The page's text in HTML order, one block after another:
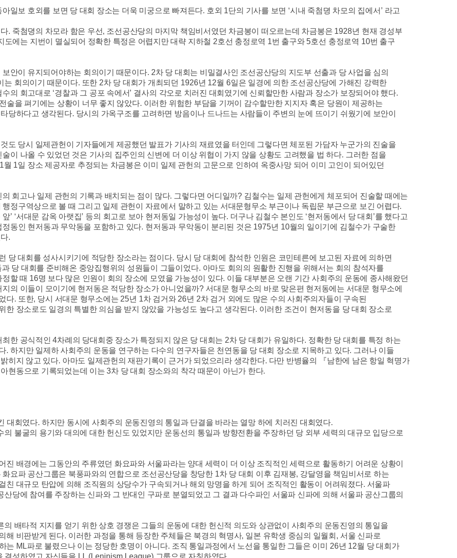
아일보 호외를 보면 당 대회 장소는 더욱 미궁으로 빠져든다. 호외 1단의 기사를 보면 ‘시내 죽첨뎡 차모의 집에서 ’ 라고
. 죽첨뎡의 차모라 함은 우선, 조선공산당의 마지막 책임비서였던 차금봉이 떠오르는데 차금봉은 1928년 현재 경성부
도에는 지번이 멸실되어 정확한 특정은 어렵지만 대략 지하철 2호선 충정로역 1번 출구와 5호선 충정로역 10번 출구
안이 유지되어야하는 회의이기 때문이다. 2차 당 대회는 비밀결사인 조선공산당의 지도부 선출과 당 사업을 심의
는 회의이기 때문이다. 또한 2차 당 대회가 개최되던 1926년 12월 6일은 일경에 의한 조선공산당에 가해진 강력한
수의 회고대로 ‘경찰과 그 공포 속에서’ 결사의 각오로 치러진 대회였기에 신뢰할만한 사람과 장소가 보장되어야 했다.
술을 펴기에는 상황이 너무 좋지 않았다. 이러한 위험한 부담을 기꺼이 감수할만한 지지자 혹은 당원이 제공하는
당하다고 생각된다. 당시의 가옥구조를 고려하면 방음이나 드나드는 사람들이 주변의 눈에 뜨이기 쉬웠기에 보안이
도 당시 일제관헌이 기자들에게 제공했던 발표가 기사의 재료였을 터인데 그렇다면 체포된 가담자 누군가의 진술을
술이 나올 수 있었던 것은 기사의 집주인의 신변에 더 이상 위협이 가지 않을 상황도 고려했을 법 하다. 그러한 점을
월 1일 장소 제공자로 추정되는 차금봉은 이미 일제 관헌의 고문으로 인하여 옥중사망 되어 이미 고인이 되어있던
회고나 일제 관헌의 기록과 배치되는 점이 많다. 그렇다면 어디일까? 김철수는 일제 관헌에게 체포되어 진술할 때에는
정구역상으로 볼 때 그리고 일제 관헌이 자료에서 말하고 있는 서대문형무소 부근이나 독립문 부근으로 보긴 어렵다.
앞’ ‘서대문 감옥 아랫집’ 등의 회고로 보아 현저동일 가능성이 높다. 더구나 김철수 본인도 ‘현저동에서 당 대회 ’를 했다고
동인 현저동과 무악동을 포함하고 있다. 현저동과 무악동이 분리된 것은 1975년 10월의 일이기에 김철수가 구술한
.
당 대회를 성사시키기에 적당한 장소라는 점이다. 당시 당 대회에 참석한 인원은 코민테른에 보고된 자료에 의하면
당 대회를 준비해온 중앙집행위의 성원들이 그들이었다. 아마도 회의의 원활한 진행을 위해서는 회의 참석자를
할 때 16명 보다 많은 인원이 회의 장소에 모였을 가능성이 있다. 이들 대부분은 오랜 기간 사회주의 운동에 종사해왔던
지의 이들이 모이기에 현저동은 적당한 장소가 아니었을까? 서대문 형무소의 바로 맞은편 현저동에는 서대문 형무소에
다. 또한, 당시 서대문 형무소에는 25년 1차 검거와 26년 2차 검거 외에도 많은 수의 사회주의자들이 구속된
한 장소로도 일경의 특별한 의심을 받지 않았을 가능성도 높다고 생각된다. 이러한 조건이 현저동을 당 대회 장소로
최한 공식적인4차례의 당대회중 장소가 특정되지 않은 당 대회는 2차 당 대회가 유일하다. 정확한 당 대회를 특정 하는
.하지만 일제하 사회주의 운동을 연구하는 다수의 연구자들은 천연동을 당 대회 장소로 지목하고 있다. 그러나 이들
히지 않고 있다. 아마도 일제관헌의 재판기록이 근거가 되었으리라 생각한다. 다만 반병율의 『남한에 남은 항일 혁명가
현동으로 기록되었는데 이는3차 당 대회 장소와의 착각 때문이 아닌가 한다.
대회였다. 하지만 동시에 사회주의 운동진영의 통일과 단결을 바라는 열망 하에 치러진 대회였다.
불굴의 용기와 대의에 대한 헌신도 있었지만 운동선의 통일과 방향전환을 주장하던 당 외부 세력의 대규모 입당으로
진 배경에는 그동안의 주류였던 화요파와 서울파라는 양대 세력이 더 이상 조직적인 세력으로 활동하기 어려운 상황이
요파 공산그룹은 북풍파와의 연합으로 조선공산당을 창당한 1차 당 대회 이후 김재봉, 강달영을 책임비서로 하는
친 대규모 탄압에 의해 조직원의 상당수가 구속되거나 해외 망명을 하게 되어 조직적인 활동이 어려워졌다. 서울파
당에 참여를 주장하는 신파와 그 반대인 구파로 분열되었고 그 결과 다수파인 서울파 신파에 의해 서울파 공산그룹의
의 배타적 지지를 얻기 위한 상호 경쟁은 그들의 운동에 대한 헌신적 의도와 상관없이 사회주의 운동진영의 통일을
해 비판받게 된다. 이러한 과정을 통해 등장한 주체들은 북경의 혁명사, 일본 유학생 중심의 일월회 , 서울 신파로
는 ML파로 불렸으나 이는 정당한 호명이 아니다. 조직 통일과정에서 노선을 통일한 그들은 이미 26년 12월 당 대회가
결성하였고 자신들을 LL (Leninism League) 그룹으로 자칭하였다